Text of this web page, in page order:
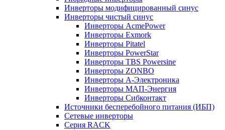
Инверторы модифицированный синус
Инверторы чистый синус
Инверторы AcmePower
Инверторы Exmork
Инверторы Pitatel
Инверторы PowerStar
Инверторы TBS Powersine
Инверторы ZONBO
Инверторы А-Электроника
Инверторы МАП-Энергия
Инверторы Сибконтакт
Источники бесперебойного питания (ИБП)
Сетевые инверторы
Серия RACK